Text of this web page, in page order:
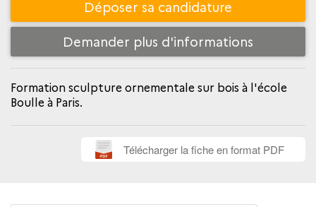
Déposer sa candidature
Demander plus d'informations
Formation sculpture ornementale sur bois à l'école
Boulle à Paris.
Télécharger la fiche en format PDF